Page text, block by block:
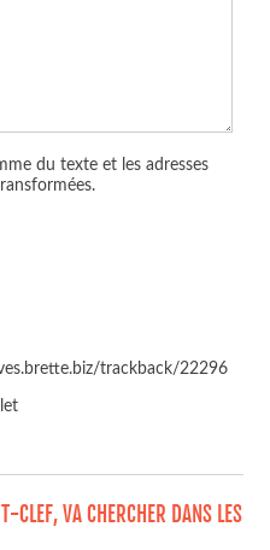
du texte et les adresses
trackback/22296
CLEF, VA CHERCHER DANS LES